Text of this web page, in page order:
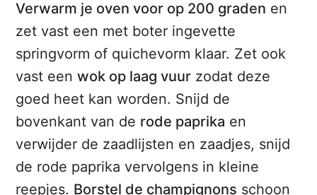
Verwarm je oven voor op 200 graden en
zet vast een met boter ingevette
springvorm of quichevorm klaar. Zet ook
vast eenwok op laag vuur zodat deze
goed heet kan worden. Snijd de
bovenkant van de rode paprika en
verwijder de zaadlijsten en zaadjes, snijd
de rode paprika vervolgens in kleine
reepjes. Borstel de champignons schoon